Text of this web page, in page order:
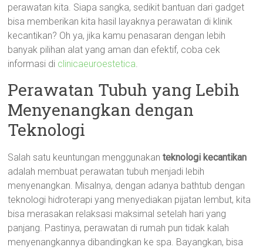
perawatan kita. Siapa sangka, sedikit bantuan dari gadget
bisa memberikan kita hasil layaknya perawatan di klinik
kecantikan? Oh ya, jika kamu penasaran dengan lebih
banyak pilihan alat yang aman dan efektif, coba cek
informasi di clinicaeuroestetica.
Perawatan Tubuh yang Lebih
Menyenangkan dengan
Teknologi
Salah satu keuntungan menggunakanteknologi kecantikan
adalah membuat perawatan tubuh menjadi lebih
menyenangkan. Misalnya, dengan adanya bathtub dengan
teknologi hidroterapi yang menyediakan pijatan lembut, kita
bisa merasakan relaksasi maksimal setelah hari yang
panjang. Pastinya, perawatan di rumah pun tidak kalah
menyenangkannya dibandingkan ke spa. Bayangkan, bisa